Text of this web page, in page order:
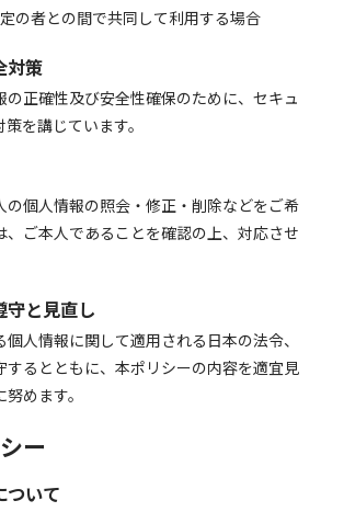
の者との間で共同して利用する場合
対策
の正確性及び安全性確保のために、セキュ
を講じています。
の個人情報の照会・修正・削除などをご希
、ご本人であることを確認の上、対応させ
守と見直し
人情報に関して適用される日本の法令、
するとともに、本ポリシーの内容を適宜見
めます。
ー
ついて